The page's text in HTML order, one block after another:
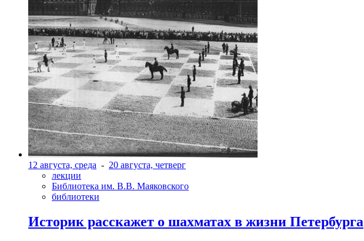
12 августа, среда - 20 августа, четверг
лекции
Библиотека им. В.В. Маяковского
библиотеки
Историк расскажет о шахматах в жизни Петербурга